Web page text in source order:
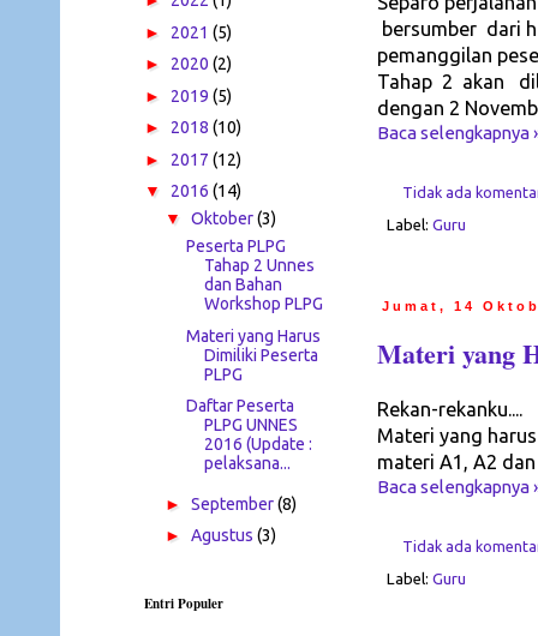
bersumber dari
pemanggilan
Tahap 2 akan
dengan 2
Baca selengkapnya
Tidak ada
Label: Guru
Jumat, 14
Materi yang
Rekan-rekanku....
Materi yang
materi A1, A2
Baca selengkapnya
Tidak ada
Label: Guru
► 2021 (5)
► 2020 (2)
► 2019 (5)
► 2018 (10)
► 2017 (12)
▼ 2016 (14)
▼ Oktober(3)
Peserta PLPG
Tahap 2 Unnes
dan Bahan
Workshop PLPG
Materi yang Harus
Dimiliki Peserta
PLPG
Daftar Peserta
PLPG UNNES
2016 (Update :
pelaksana...
► September(8)
► Agustus (3)
Entri Populer